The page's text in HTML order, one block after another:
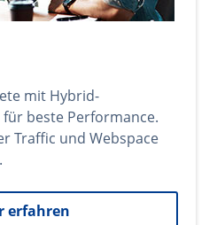
mit Hybrid-
für beste Performance.
Traffic und Webspace
erfahren